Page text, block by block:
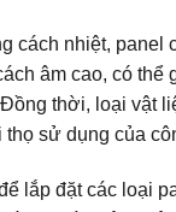
cách nhiệt, panel
âm cao, có thể
thời, loại vật
thọ sử dụng của
lắp đặt các loại